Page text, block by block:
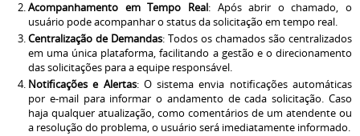
Acompanhamento em Tempo Real: Após abrir o chamado, o
usuário pode acompanhar o status da solicitação em tempo real.
Centralização de Demandas: Todos os chamados são centralizados
em uma única plataforma, facilitando a gestão e o direcionamento
das solicitações para a equipe responsável.
Notificações e Alertas: O sistema envia notificações automáticas
por e-mail para informar o andamento de cada solicitação. Caso
haja qualquer atualização, como comentários de um atendente ou
a resolução do problema, o usuário será imediatamente informado.